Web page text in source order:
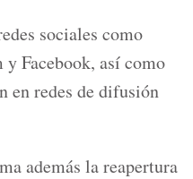
sociales como
Facebook, así como
en redes de difusión
además la reapertura